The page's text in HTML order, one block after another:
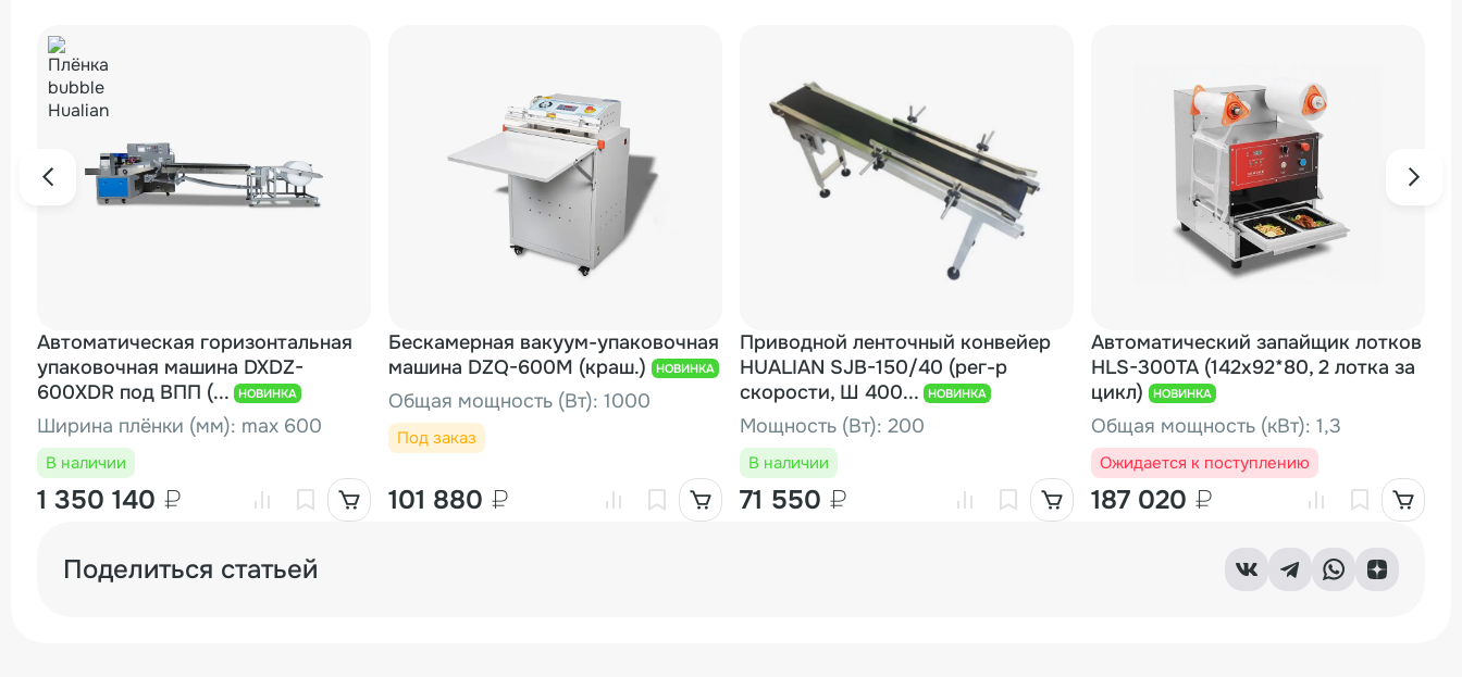
Автоматическая горизонтальная
упаковочная машина DXDZ-
600XDR под ВПП (...
НОВИНКА
Ширина плёнки (мм): max 600
В наличии
1 350 140 ₽
Бескамерная вакуум-упаковочная
машина DZQ-600M (краш.)
НОВИНКА
Общая мощность (Вт): 1000
Под заказ
101 880 ₽
Приводной ленточный конвейер
HUALIAN SJB-150/40 (рег-р
скорости, Ш 400...
НОВИНКА
Мощность (Вт): 200
В наличии
71 550 ₽
Автоматический запайщик лотков
HLS-300TA (142x92*80, 2 лотка за
цикл)
НОВИНКА
Общая мощность (кВт): 1,3
Ожидается к поступлению
187 020 ₽
Поделиться статьей